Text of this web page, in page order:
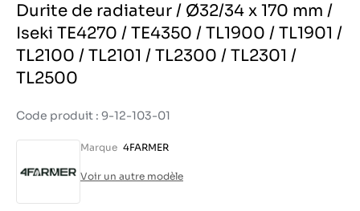
Durite de radiateur / Ø32/34 x 170 mm /
Iseki TE4270 / TE4350 / TL1900 / TL1901 /
TL2100 / TL2101 / TL2300 / TL2301 /
TL2500
Code produit : 9-12-103-01
Marque 4FARMER
Voir un autre modèle